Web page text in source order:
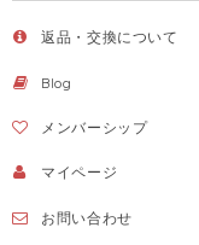
返品・交換について
Blog
メンバーシップ
マイページ
お問い合わせ